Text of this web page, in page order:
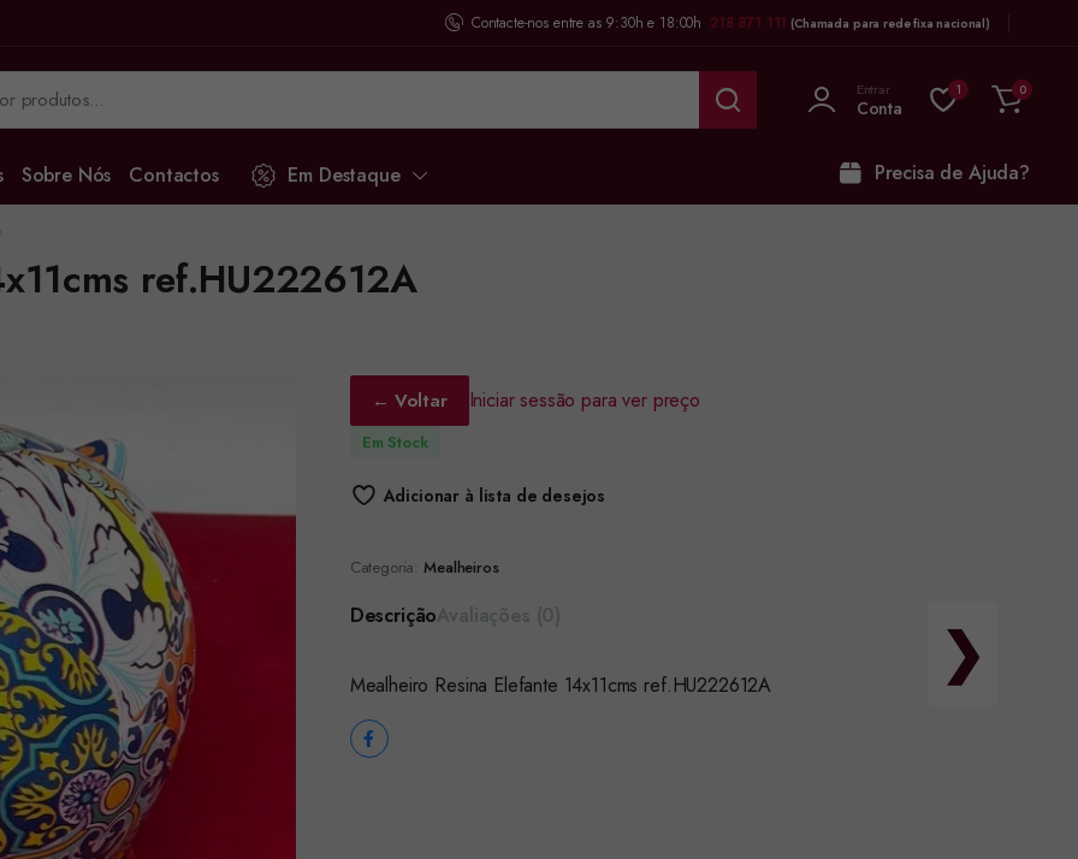
Contacte-nos entre as 9:30h e 18:00h 218 871 111 (Chamada para rede fixa nacional)
Entrar
Conta
1 0
Sobre Nós Contactos Em Destaque Precisa de Ajuda?
ref.HU222612A
❯
← Voltar Iniciar sessão para ver preço
Em Stock
Adicionar à lista de desejos
Categoria: Mealheiros
Descrição
Mealheiro Resina Elefante 14x11cms ref.HU222612A